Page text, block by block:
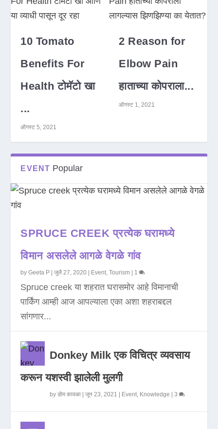
10 Tomato
Benefits For
Health टोमॅटो खा
...
ऑगस्ट 5, 2021
2 Reason for
Elbow Pain
हाताच्या कोपराला...
ऑगस्ट 1, 2021
EVENT Popular
SPRUCE CREEK प्रत्येक घरामध्ये
विमान असलेले आगळे वेगळे गांव
byGeeta P |जुलै 27, 2020 Event,Tourism 1
Spruce creek या शहरात घरासमोर आहे विमानाची
पार्किंग आम्ही आज आपल्याला एका अशा शहराबद्दल
सांगणार...
Donkey Milk एक विचित्र व्यवसाय
करून यशस्वी झालेली मुलगी
byडोम कावळा |जून 23, 2021 Event, Knowledge |3